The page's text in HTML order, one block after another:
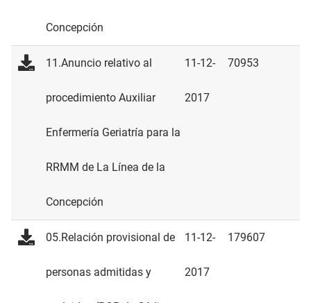
Concepción
11.Anuncio relativo al
procedimiento Auxiliar
Enfermería Geriatría para la
RRMM de La Línea de la
Concepción
11-12-
2017
70953
05.Relación provisional de
personas admitidas y
11-12-
2017
179607